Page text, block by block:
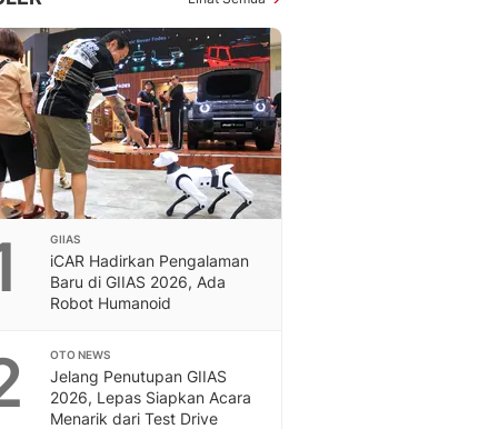
GIIAS
iCAR Hadirkan Pengalaman
Baru di GIIAS 2026, Ada
Robot Humanoid
OTO NEWS
Jelang Penutupan GIIAS
2026, Lepas Siapkan Acara
Menarik dari Test Drive